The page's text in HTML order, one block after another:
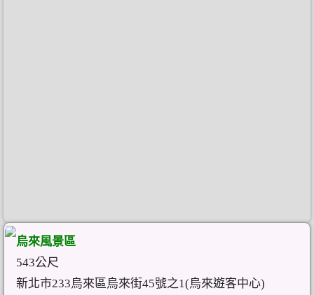
烏來風景區
543公尺
新北市233烏來區烏來街45號之1(烏來遊客中心)